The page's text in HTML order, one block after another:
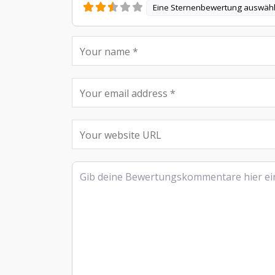
Eine Sternenbewertung
Rezensionstext